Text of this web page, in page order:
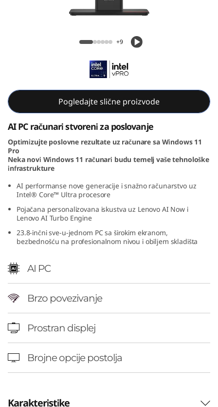
e
n
6
2
4
h
n
e
ThinkCentre M90a Gen 6 AIO (24, Intel)
+9
Pogledajte slične proizvode
AI PC računari stvoreni za poslovanje
Optimizujte poslovne rezultate uz računare sa Windows 11
Pro
Neka novi Windows 11 računari budu temelj vaše tehnološke
infrastrukture
AI performanse nove generacije i snažno računarstvo uz
Intel® Core™ Ultra procesore
Pojačana personalizovana iskustva uz Lenovo AI Now i
Lenovo AI Turbo Engine
23.8-inčni sve-u-jednom PC sa širokim ekranom,
bezbednošću na profesionalnom nivou i obiljem skladišta
AI PC
Brzo povezivanje
Prostran displej
Brojne opcije postolja
Karakteristike